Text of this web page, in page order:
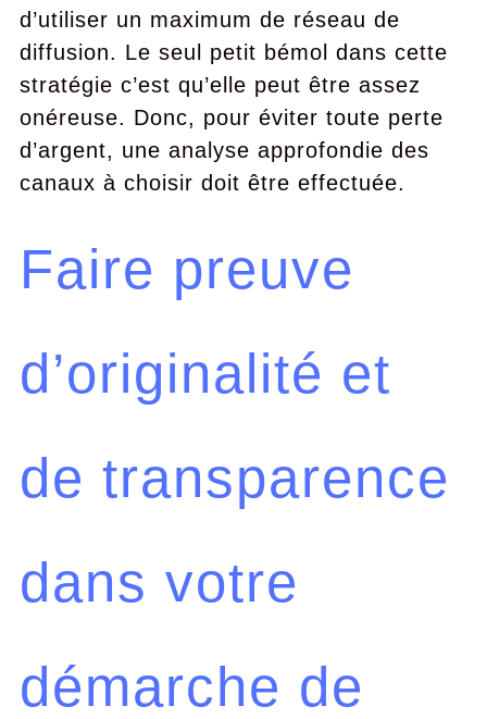
d’utiliser un maximum de réseau de
diffusion. Le seul petit bémol dans cette
stratégie c’est qu’elle peut être assez
onéreuse. Donc, pour éviter toute perte
d’argent, une analyse approfondie des
canaux à choisir doit être effectuée.
Faire preuve
d’originalité et
de transparence
dans votre
démarche de